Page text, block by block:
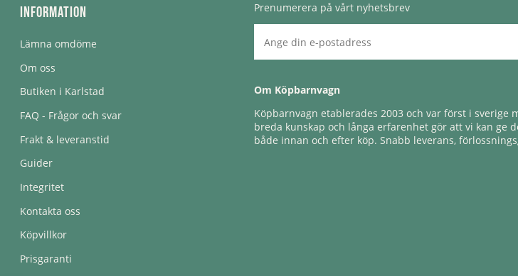
Information
Lämna omdöme
Om oss
Butiken i Karlstad
FAQ - Frågor och svar
Frakt & leveranstid
Guider
Integritet
Kontakta oss
Köpvillkor
Prisgaranti
Prenumerera på vårt nyhetsbrev
Om Köpbarnvagn
Köpbarnvagn etablerades 2003 och var först i sverige
breda kunskap och långa erfarenhet gör att vi kan ge
både innan och efter köp. Snabb leverans,